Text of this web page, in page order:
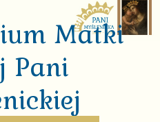
Matki
Pani